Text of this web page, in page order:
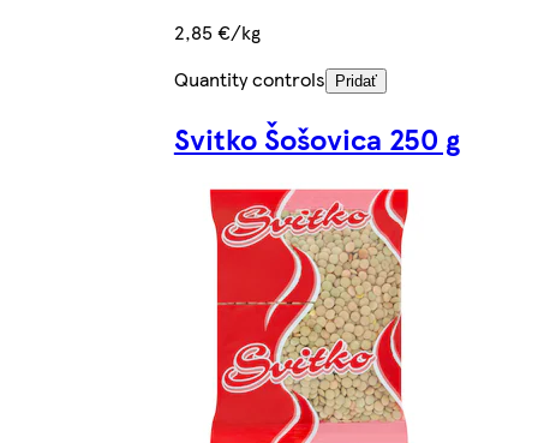
2,85 €/kg
Quantity controls
Pridať
Svitko Šošovica 250 g